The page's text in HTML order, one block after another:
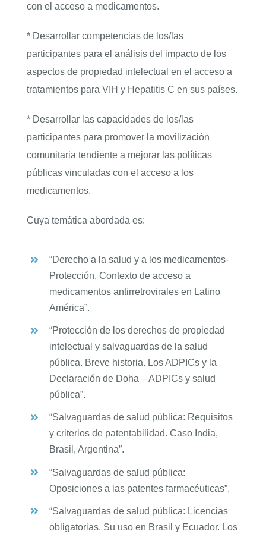
con el acceso a medicamentos.
* Desarrollar competencias de los/las
participantes para el análisis del impacto de los
aspectos de propiedad intelectual en el acceso a
tratamientos para VIH y Hepatitis C en sus países.
* Desarrollar las capacidades de los/las
participantes para promover la movilización
comunitaria tendiente a mejorar las políticas
públicas vinculadas con el acceso a los
medicamentos.
Cuya temática abordada es:
“Derecho a la salud y a los medicamentos-
Protección. Contexto de acceso a
medicamentos antirretrovirales en Latino
América”.
“Protección de los derechos de propiedad
intelectual y salvaguardas de la salud
pública. Breve historia. Los ADPICs y la
Declaración de Doha – ADPICs y salud
pública”.
“Salvaguardas de salud pública: Requisitos
y criterios de patentabilidad. Caso India,
Brasil, Argentina”.
“Salvaguardas de salud pública:
Oposiciones a las patentes farmacéuticas”.
“Salvaguardas de salud pública: Licencias
obligatorias. Su uso en Brasil y Ecuador. Los